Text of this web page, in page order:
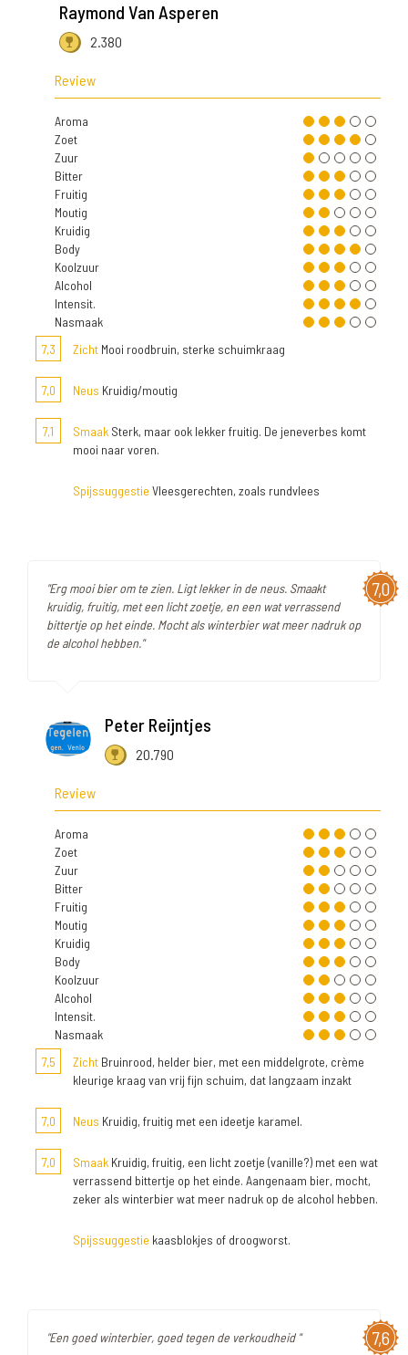
Raymond Van Asperen
2.380
Review
Aroma
Zoet
Zuur
Bitter
Fruitig
Moutig
Kruidig
Body
Koolzuur
Alcohol
Intensit.
Nasmaak
7,3
Zicht Mooi roodbruin, sterke schuimkraag
7,0 Neus Kruidig/moutig
7,1 Smaak Sterk, maar ook lekker fruitig. De jeneverbes komt
mooi naar voren.
Spijssuggestie Vleesgerechten, zoals rundvlees
7,0
"Erg mooi bier om te zien. Ligt lekker in de neus. Smaakt
kruidig, fruitig, met een licht zoetje, en een wat verrassend
bittertje op het einde. Mocht als winterbier wat meer nadruk op
de alcohol hebben."
Peter Reijntjes
20.790
Review
Aroma
Zoet
Zuur
Bitter
Fruitig
Moutig
Kruidig
Body
Koolzuur
Alcohol
Intensit.
Nasmaak
7,5
Zicht Bruinrood, helder bier, met een middelgrote, crème
kleurige kraag van vrij fijn schuim, dat langzaam inzakt
7,0 Neus Kruidig, fruitig met een ideetje karamel.
7,0 Smaak Kruidig, fruitig, een licht zoetje (vanille?) met een wat
verrassend bittertje op het einde. Aangenaam bier, mocht,
zeker als winterbier wat meer nadruk op de alcohol hebben.
Spijssuggestie kaasblokjes of droogworst.
7,6
"Een goed winterbier, goed tegen de verkoudheid "